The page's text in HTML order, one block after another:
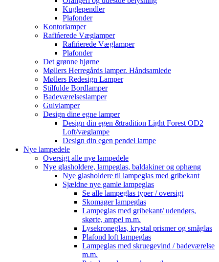
Kuglependler
Plafonder
Kontorlamper
Rafińerede Væglamper
Rafińerede Væglamper
Plafonder
Det grønne hjørne
Møllers Herregårds lamper. Håndsamlede
Møllers Redesign Lamper
Stilfulde Bordlamper
Badeværelseslamper
Gulvlamper
Design dine egne lamper
Design din egen &tradition Light Forest OD2
Loft/væglampe
Design din egen pendel lampe
Nye lampedele
Oversigt alle nye lampedele
Nye glasholdere, lampeglas, baldakiner og ophæng
Nye glasholdere til lampeglas med gribekant
Sjældne nye gamle lampeglas
Se alle lampeglas typer / oversigt
Skomager lampeglas
Lampeglas med gribekant/ udendørs,
skørte, ampel m.m.
Lysekroneglas, krystal prismer og småglas
Plafond loft lampeglas
Lampeglas med skruegevind / badeværelse
m.m.